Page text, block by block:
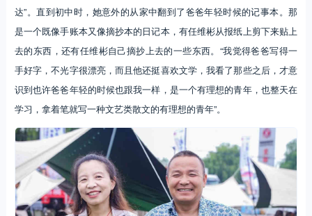
达”。直到初中时，她意外的从家中翻到了爸爸年轻时候的记事本。那
是一个既像手账本又像摘抄本的日记本，有任维彬从报纸上剪下来贴上
去的东西，还有任维彬自己摘抄上去的一些东西。“我觉得爸爸写得一
手好字，不光字很漂亮，而且他还挺喜欢文学，我看了那些之后，才意
识到也许爸爸年轻的时候也跟我一样，是一个有理想的青年，也整天在
学习，拿着笔就写一种文艺类散文的有理想的青年”。